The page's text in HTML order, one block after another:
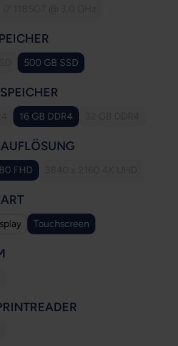
Option ist zurzeit nicht verfügbar.)
500 GB SSD
(Diese Option ist zurzeit nicht
Option ist zurzeit nicht verfügbar.)
16 GB DDR4
(Diese Option ist zurzeit nicht
FHD
(Diese Option ist zurzeit nicht verfügbar.)
AUSWÄHLEN
Touchscreen
(Diese Option ist zurzeit nicht
ist zurzeit nicht verfügbar.)
ist zurzeit nicht verfügbar.)